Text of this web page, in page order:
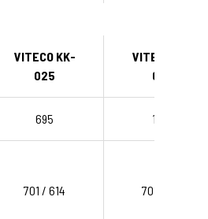
VITECO KK-
025
VITECO KK-
060
695 1095
701 / 614 701 / 614